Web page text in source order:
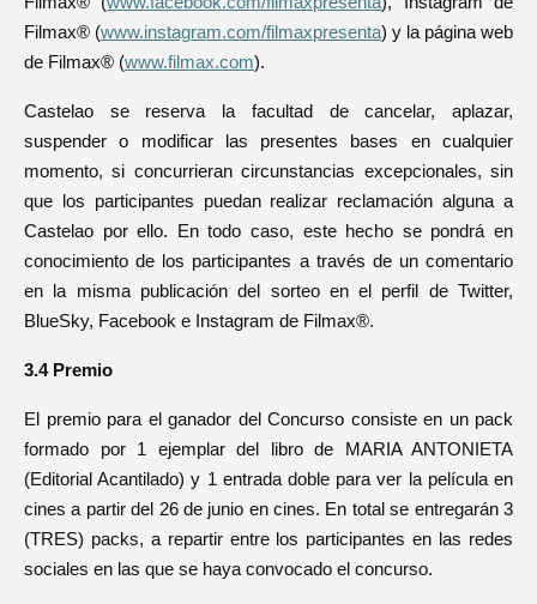
Filmax® (www.instagram.com/filmaxpresenta) y la página web
de Filmax® (www.filmax.com).
Castelao se reserva la facultad de cancelar, aplazar,
suspender o modificar las presentes bases en cualquier
momento, si concurrieran circunstancias excepcionales, sin
que los participantes puedan realizar reclamación alguna a
Castelao por ello. En todo caso, este hecho se pondrá en
conocimiento de los participantes a través de un comentario
en la misma publicación del sorteo en el perfil de Twitter,
BlueSky, Facebook e Instagram de Filmax®.
3.4 Premio
El premio para el ganador del Concurso consiste en un pack
formado por 1 ejemplar del libro de MARIA ANTONIETA
(Editorial Acantilado) y 1 entrada doble para ver la película en
cines a partir del 26 de junio en cines. En total se entregarán 3
(TRES) packs, a repartir entre los participantes en las redes
sociales en las que se haya convocado el concurso.